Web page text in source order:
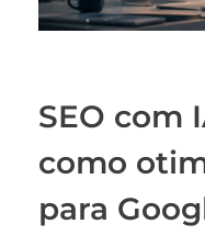
SEO com
como
para